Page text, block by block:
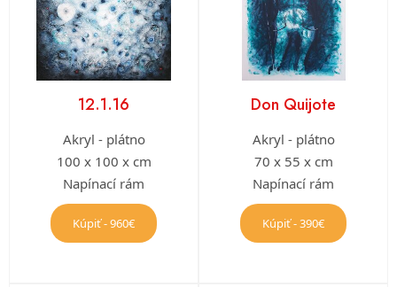
12.1.16
Akryl - plátno
100 x 100 x cm
Napínací rám
Kúpiť - 960€
Don Quijote
Akryl - plátno
70 x 55 x cm
Napínací rám
Kúpiť - 390€